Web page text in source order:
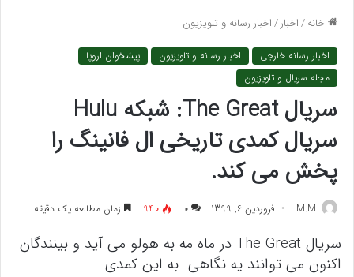
خانه/اخبار/اخبار رسانه و تلویزیون
اخبار رسانه خارجی اخبار رسانه و تلویزیون
پیشخوان اروپا
مجله سریال و تلویزیون
سریال The Great: شبکه Hulu
سریال کمدی تاریخی ال فانینگ را
پخش می کند.
M.M فروردین 6, 1399 ۰ 940 زمان مطالعه یک دقیقه
سریال The Great در ماه مه به هولو می آید و بینندگان
اکنون می توانند یه نگاهی به این کمدی